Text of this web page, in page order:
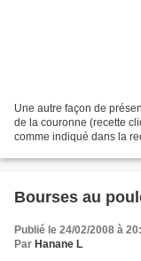
Une autre façon de
de la couronne (recette
comme indiqué dans la
Bourses au
Publié le 24/02/2008 à
Par Hanane L